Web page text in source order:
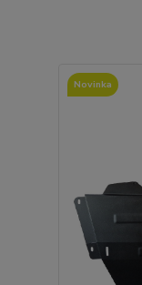
Novinka